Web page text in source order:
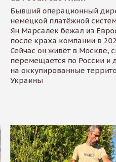
Бывший операционный
немецкой платёжной
Ян Марсалек бежал из
после краха компании в
Сейчас он живёт в Москве,
перемещается по России и
на оккупированные
Украины